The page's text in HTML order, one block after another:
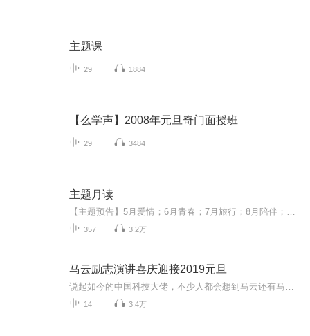
主题课
29 1884
【么学声】2008年元旦奇门面授班
29 3484
主题月读
357 3.2万
马云励志演讲喜庆迎接2019元旦
14 3.4万